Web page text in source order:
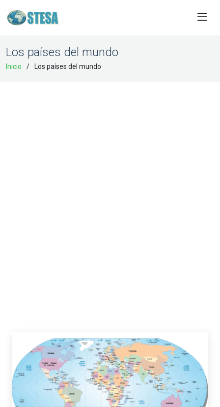
Los países del mundo
Inicio Los países del mundo